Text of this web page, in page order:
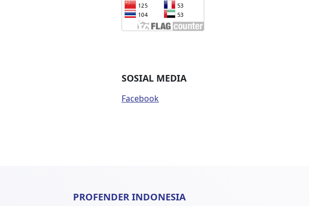
SOSIAL MEDIA
Facebook
PROFENDER INDONESIA